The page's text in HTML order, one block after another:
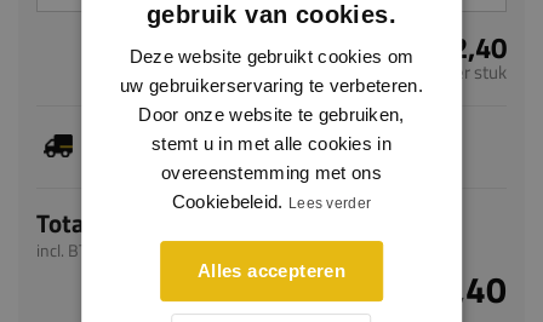
€ 22,40
per stuk
Dit artikel is voorradig, de verwachte levertijd
bedraagt 1-3 werkdagen
Totaal
incl. BTW
€ 22,40
gebruik van cookies.
Deze website gebruikt cookies om
uw gebruikerservaring te verbeteren.
Door onze website te gebruiken,
stemt u in met alle cookies in
overeenstemming met ons
Cookiebeleid. Lees verder
Alles accepteren